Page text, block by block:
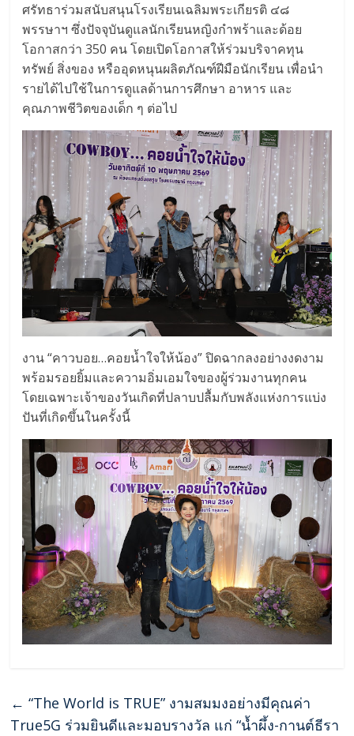
ศรัทธาร่วมสนับสนุนโรงเรียนเฉลิมพระเกียรติ ๔๘
พรรษาฯ ซึ่งปัจจุบันดูแลนักเรียนหญิงกำพร้าและด้อย
โอกาสกว่า 350 คน โดยเปิดโอกาสให้ร่วมบริจาคทุน
ทรัพย์ สิ่งของ หรืออุดหนุนผลิตภัณฑ์ฝีมือนักเรียน เพื่อนำ
รายได้ไปใช้ในการดูแลด้านการศึกษา อาหาร และ
คุณภาพชีวิตของเด็ก ๆ ต่อไป
งาน “คาวบอย…คอยน้ำใจให้น้อง” ปิดฉากลงอย่างงดงาม
พร้อมรอยยิ้มและความอิ่มเอมใจของผู้ร่วมงานทุกคน
โดยเฉพาะเจ้าของวันเกิดที่ปลาบปลื้มกับพลังแห่งการแบ่ง
ปันที่เกิดขึ้นในครั้งนี้
← “The World is TRUE” งามสมมงอย่างมีคุณค่า
True5G ร่วมยินดีและมอบรางวัล แก่ “น้ำผึ้ง-กานต์ธีรา